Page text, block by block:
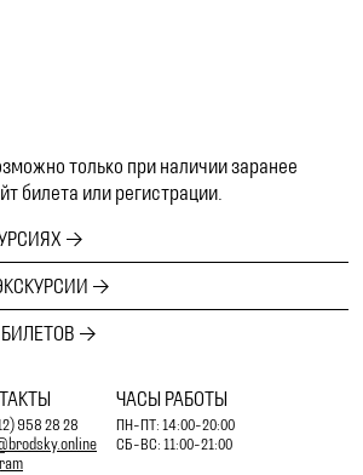
только при наличии заранее
билета или регистрации.
958 28 28
ЧАСЫ РАБОТЫ
ПН-ПТ: 14:00-20:00
СБ-ВС: 11:00-21:00